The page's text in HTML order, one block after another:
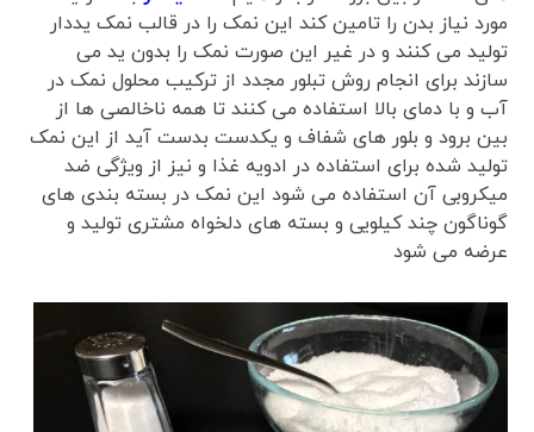
مورد نیاز بدن را تامین کند این نمک را در قالب نمک یددار
تولید می کنند و در غیر این صورت نمک را بدون ید می
سازند برای انجام روش تبلور مجدد از ترکیب محلول نمک در
آب و با دمای بالا استفاده می کنند تا همه ناخالصی ها از
بین برود و بلور های شفاف و یکدست بدست آید از این نمک
تولید شده برای استفاده در ادویه غذا و نیز از ویژگی ضد
میکروبی آن استفاده می شود این نمک در بسته بندی های
گوناگون چند کیلویی و بسته های دلخواه مشتری تولید و
عرضه می شود